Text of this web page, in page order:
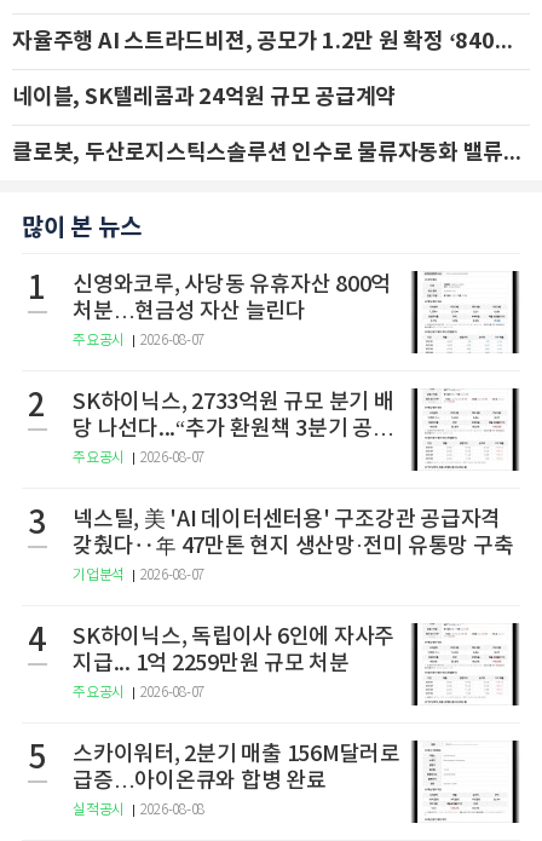
자율주행 AI 스트라드비젼, 공모가 1.2만 원 확정 ‘840억 수혈’
네이블, SK텔레콤과 24억원 규모 공급계약
클로봇, 두산로지스틱스솔루션 인수로 물류자동화 밸류체인 확장 추진 - IBK투자증권
많이 본 뉴스
1
신영와코루, 사당동 유휴자산 800억
처분…현금성 자산 늘린다
주요공시 2026-08-07
2
SK하이닉스, 2733억원 규모 분기 배
당 나선다...“추가 환원책 3분기 공
개”
주요공시 2026-08-07
3
넥스틸, 美 'AI 데이터센터용' 구조강관 공급자격
갖췄다‥年 47만톤 현지 생산망·전미 유통망 구축
기업분석 2026-08-07
4
SK하이닉스, 독립이사 6인에 자사주
지급... 1억 2259만원 규모 처분
주요공시 2026-08-07
5
스카이워터, 2분기 매출 156M달러로
급증…아이온큐와 합병 완료
실적공시 2026-08-08